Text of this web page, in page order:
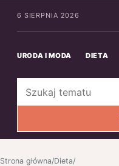
6 SIERPNIA 2026
URODA I MODA DIETA
Szukaj
Strona główna/Dieta/